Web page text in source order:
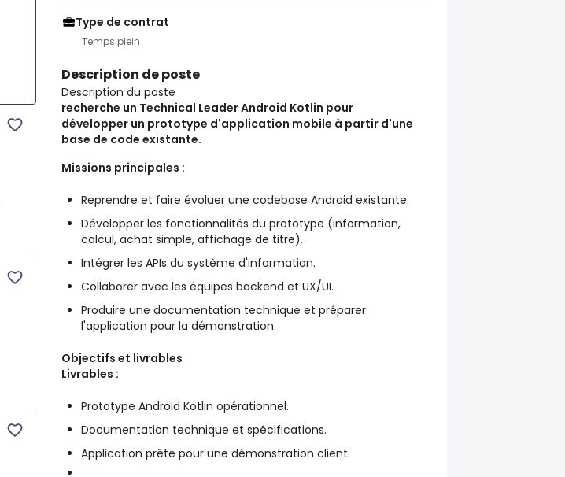
Type de contrat
Temps plein
Description de poste
Description du poste
recherche un Technical Leader Android Kotlin pour
développer un prototype d'application mobile à partir d'une
base de code existante.
Missions principales :
Reprendre et faire évoluer une codebase Android existante.
Développer les fonctionnalités du prototype (information,
calcul, achat simple, affichage de titre).
Intégrer les APIs du système d'information.
Collaborer avec les équipes backend et UX/UI.
Produire une documentation technique et préparer
l'application pour la démonstration.
Objectifs et livrables
Livrables :
Prototype Android Kotlin opérationnel.
Documentation technique et spécifications.
Application prête pour une démonstration client.